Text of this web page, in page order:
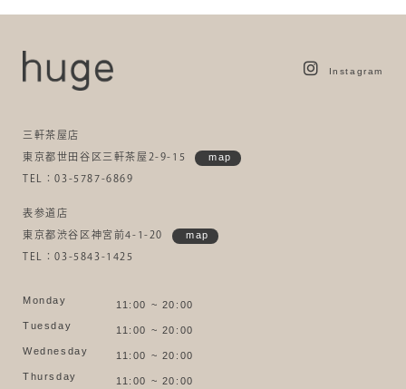
Instagram
三軒茶屋店
東京都世田谷区三軒茶屋2-9-15 map
TEL：03-5787-6869
表参道店
東京都渋谷区神宮前4-1-20 map
TEL：03-5843-1425
Monday
11:00 ~ 20:00
Tuesday
11:00 ~ 20:00
Wednesday
11:00 ~ 20:00
Thursday
11:00 ~ 20:00